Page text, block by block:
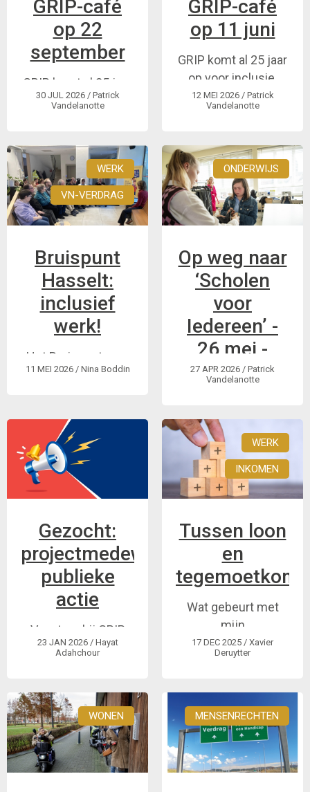
GRIP-café
op 22
september
GRIP komt al 25 jaar
op voor inclusie.
30 JUL 2026/ Patrick
Vandelanotte
GRIP-café
op 11 juni
GRIP komt al 25 jaar
op voor inclusie.
Kom dat mee vieren.
12 MEI 2026/ Patrick
Vandelanotte
WERK
VN-VERDRAG
Bruispunt
Hasselt:
inclusief
werk!
Het Bruispunt voor
inclusie is een
Bink, Onze Nieuwe
Toekomst, GRIP en
Avansa Limburg
waar we uitwisselen
over de inclusie van
handicap en samen
activiteit ...
11 MEI 2026/ Nina Boddin
ONDERWIJS
Op weg naar
‘Scholen
voor
Iedereen’ -
26 mei -
bruispunt
Brugge
Info en
gespreksavond
27 APR 2026 / Patrick
Vandelanotte
Gezocht:
projectmedewerker
publieke
actie
Vacature bij GRIP
vzw
(halftijds)
23 JAN 2026/ Hayat
Adahchour
WERK
INKOMEN
Tussen loon
en
Wat gebeurt met
mijn
tegemoetkoming bij
tewerkstelling? Zal
overhouden? Moet
ik kiezen tussen
werk en
bescherming? Wat
na mijn
17 DEC 2025 / Xavier
Deruytter
WONEN MENSENRECHTEN